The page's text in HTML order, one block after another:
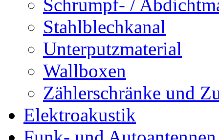
Schrumpf- /
Stahlblechkanal
Unterputzmaterial
Wallboxen
Zählerschränke und
Elektroakustik